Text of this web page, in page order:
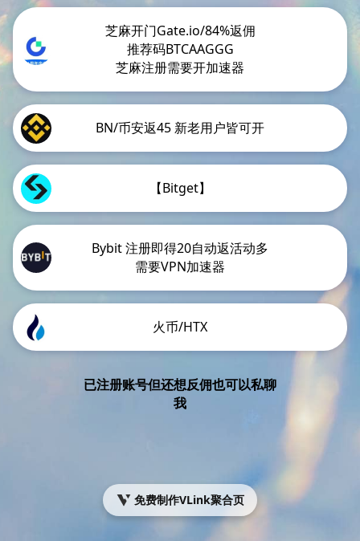
芝麻开门Gate.io/84%返佣
推荐码BTCAAGGG
芝麻注册需要开加速器
BN/币安返45 新老用户皆可开
【Bitget】
Bybit 注册即得20自动返活动多
需要VPN加速器
火币/HTX
已注册账号但还想反佣也可以私聊
我
免费制作VLink聚合页